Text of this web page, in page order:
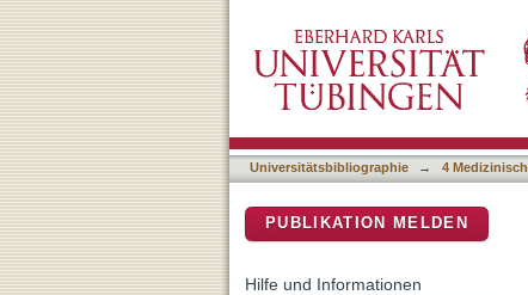
hematopoietic stem
neutropenia patients
Universitätsbibliographie → 4
PUBLIKATION MELDEN
Hilfe und Informationen